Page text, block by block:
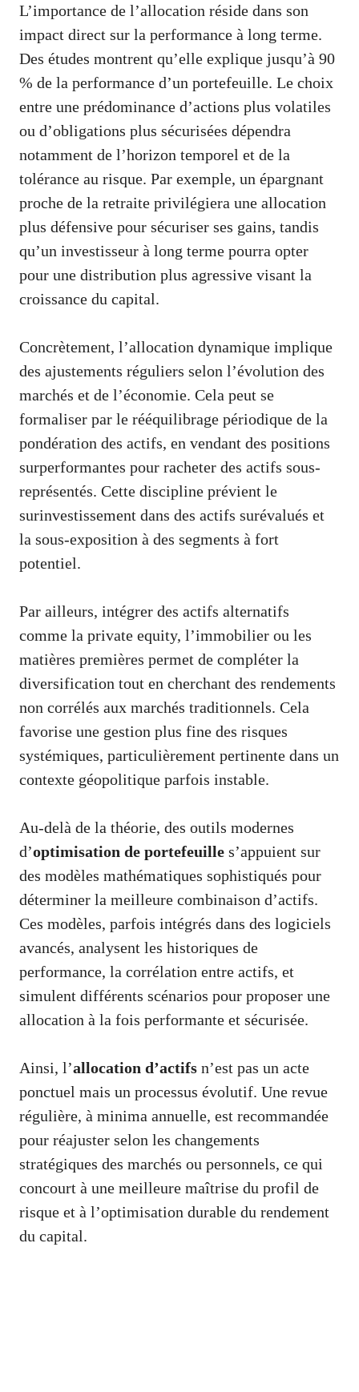
L’importance de l’allocation réside dans son
impact direct sur la performance à long terme.
Des études montrent qu’elle explique jusqu’à 90
% de la performance d’un portefeuille. Le choix
entre une prédominance d’actions plus volatiles
ou d’obligations plus sécurisées dépendra
notamment de l’horizon temporel et de la
tolérance au risque. Par exemple, un épargnant
proche de la retraite privilégiera une allocation
plus défensive pour sécuriser ses gains, tandis
qu’un investisseur à long terme pourra opter
pour une distribution plus agressive visant la
croissance du capital.
Concrètement, l’allocation dynamique implique
des ajustements réguliers selon l’évolution des
marchés et de l’économie. Cela peut se
formaliser par le rééquilibrage périodique de la
pondération des actifs, en vendant des positions
surperformantes pour racheter des actifs sous-
représentés. Cette discipline prévient le
surinvestissement dans des actifs surévalués et
la sous-exposition à des segments à fort
potentiel.
Par ailleurs, intégrer des actifs alternatifs
comme la private equity, l’immobilier ou les
matières premières permet de compléter la
diversification tout en cherchant des rendements
non corrélés aux marchés traditionnels. Cela
favorise une gestion plus fine des risques
systémiques, particulièrement pertinente dans un
contexte géopolitique parfois instable.
Au-delà de la théorie, des outils modernes
d’optimisation de portefeuille s’appuient sur
des modèles mathématiques sophistiqués pour
déterminer la meilleure combinaison d’actifs.
Ces modèles, parfois intégrés dans des logiciels
avancés, analysent les historiques de
performance, la corrélation entre actifs, et
simulent différents scénarios pour proposer une
allocation à la fois performante et sécurisée.
Ainsi, l’allocation d’actifs n’est pas un acte
ponctuel mais un processus évolutif. Une revue
régulière, à minima annuelle, est recommandée
pour réajuster selon les changements
stratégiques des marchés ou personnels, ce qui
concourt à une meilleure maîtrise du profil de
risque et à l’optimisation durable du rendement
du capital.